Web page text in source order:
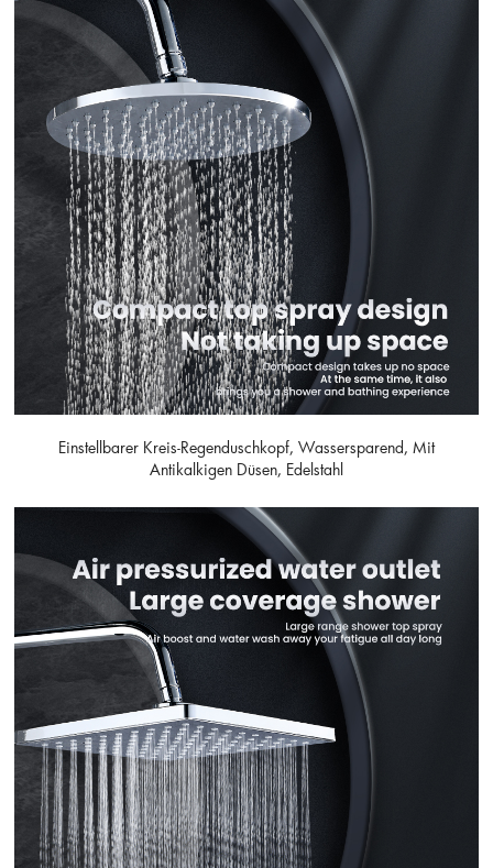
Einstellbarer Kreis-Regenduschkopf, Wassersparend, Mit
Antikalkigen Düsen, Edelstahl